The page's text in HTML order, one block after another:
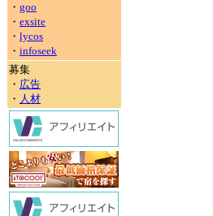
・ goo
・ exsite
・ lycos
・ infoseek
募集
・ 広告
・ 人材